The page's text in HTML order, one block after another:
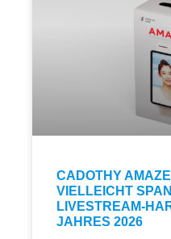
CADOTHY
VIELLEICHT
LIVESTREAM-
JAHRES 2026